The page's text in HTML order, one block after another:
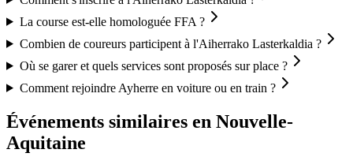
La course est-elle homologuée FFA ?
Combien de coureurs participent à l'Aiherrako Lasterkaldia ?
Où se garer et quels services sont proposés sur place ?
Comment rejoindre Ayherre en voiture ou en train ?
Événements similaires en Nouvelle-
Aquitaine